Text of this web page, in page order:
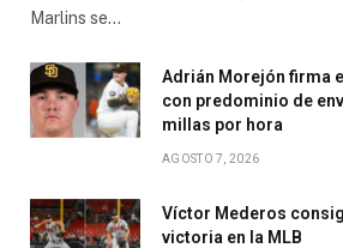
Marlins se…
Adrián Morejón firma
con predominio de
millas por hora
AGOSTO 7, 2026
Víctor Mederos
victoria en la MLB